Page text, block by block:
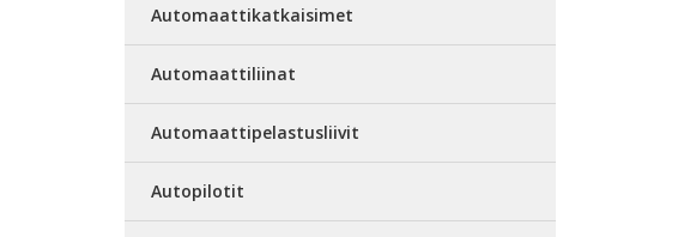
Automaattikatkaisimet
Automaattiliinat
Automaattipelastusliivit
Autopilotit